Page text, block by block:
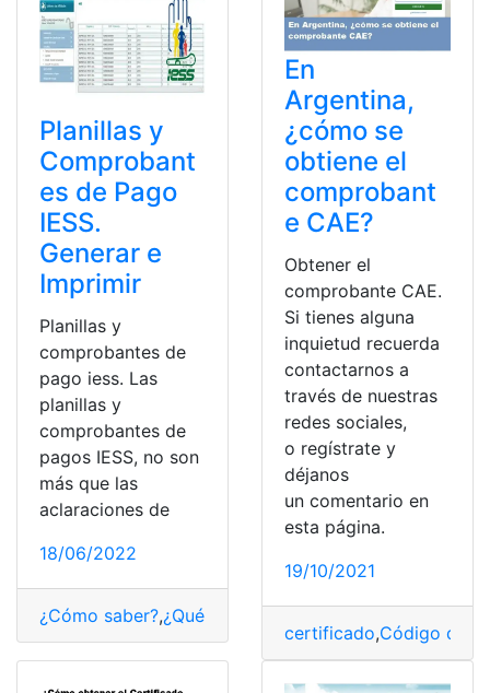
Planillas y
Comprobant
es de Pago
IESS.
Generar e
Imprimir
Planillas y
comprobantes de
pago iess. Las
planillas y
comprobantes de
pagos IESS, no son
más que las
aclaraciones de
18/06/2022
¿Cómo saber?,¿Qué es?
En
Argentina,
¿cómo se
obtiene el
comprobant
e CAE?
Obtener el
comprobante CAE.
Si tienes alguna
inquietud recuerda
contactarnos a
través de nuestras
redes sociales,
o regístrate y
déjanos
un comentario en
esta página.
19/10/2021
certificado,Código de